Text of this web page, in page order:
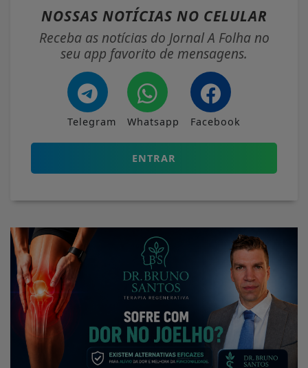
NOSSAS NOTÍCIAS NO CELULAR
Receba as notícias do Jornal A Folha no
seu app favorito de mensagens.
Telegram Whatsapp Facebook
ENTRAR